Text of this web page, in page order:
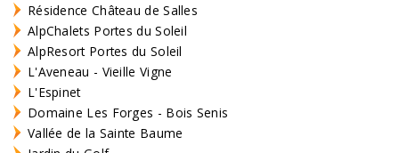
Résidence Château de Salles
AlpChalets Portes du Soleil
AlpResort Portes du Soleil
L'Aveneau - Vieille Vigne
L'Espinet
Domaine Les Forges - Bois Senis
Vallée de la Sainte Baume